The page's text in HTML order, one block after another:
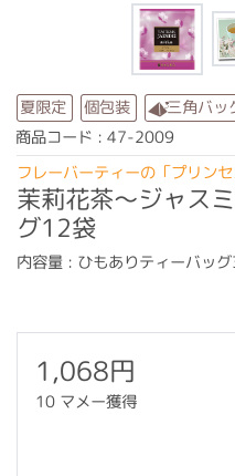
夏限定 個包装 三角バッ
商品コード : 47-2009
フレーバーティーの「プリンセ
茉莉花茶～ジャス
グ12袋
内容量 : ひもありティーバッ
1,068円
10 マメー獲得